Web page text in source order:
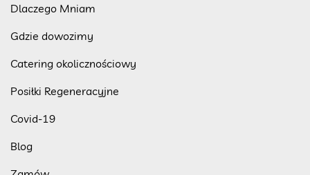
Dlaczego Mniam
Gdzie dowozimy
Catering okolicznościowy
Posiłki Regeneracyjne
Covid-19
Blog